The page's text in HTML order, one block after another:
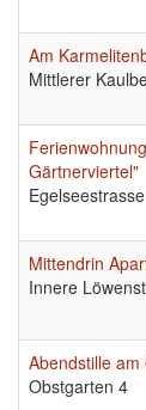
Am
Mittlerer
Gärtnerviertel"
Mittendrin
Innere
Abendstille am
Obstgarten 4